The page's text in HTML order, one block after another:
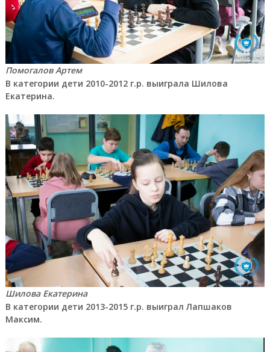
Помогалов Артем
В категории дети 2010-2012 г.р. выиграла Шилова
Екатерина.
Шилова Екатерина
В категории дети 2013-2015 г.р. выиграл Лапшаков
Максим.